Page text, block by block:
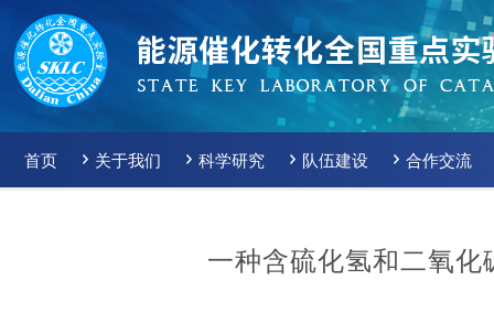
首页 关于我们 科学研究 队伍建设 合作交流
一种含硫化氢和二氧